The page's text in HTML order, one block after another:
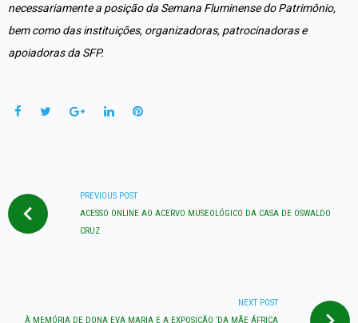
necessariamente a posição da Semana Fluminense do Patrimônio,
bem como das instituições, organizadoras, patrocinadoras e
apoiadoras da SFP.
DE
POST
PREVIOUS POST
ACESSO ONLINE AO ACERVO MUSEOLÓGICO DA CASA DE OSWALDO
CRUZ
NEXT POST
À MEMÓRIA DE DONA EVA MARIA E A EXPOSIÇÃO ‘DA MÃE ÁFRICA